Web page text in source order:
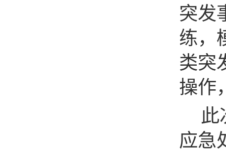
突发
练，
类突
操作
此
应急